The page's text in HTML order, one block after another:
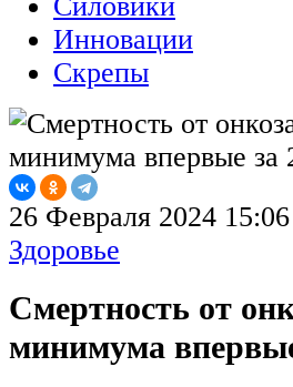
Инновации
Скрепы
26 Февраля 2024 15:06
Здоровье
Смертность от
минимума